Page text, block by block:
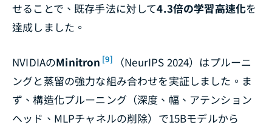
せることで、既存手法に対して4.3倍の学習高速化を
達成しました。
NVIDIAのMinitron [9]
（NeurIPS 2024）はプルーニ
ングと蒸留の強力な組み合わせを実証しました。ま
ず、構造化プルーニング（深度、幅、アテンション
ヘッド、MLPチャネルの削除）で15Bモデルから